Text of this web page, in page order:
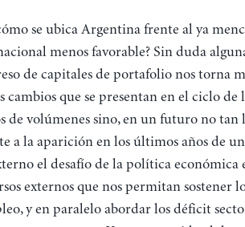
se ubica Argentina frente al ya
menos favorable? Sin duda
de capitales de portafolio nos torna
cambios que se presentan en el ciclo de
de volúmenes sino, en un futuro no tan
a la aparición en los últimos años de
el desafío de la política económica
externos que nos permitan sostener
y en paralelo abordar los déficit